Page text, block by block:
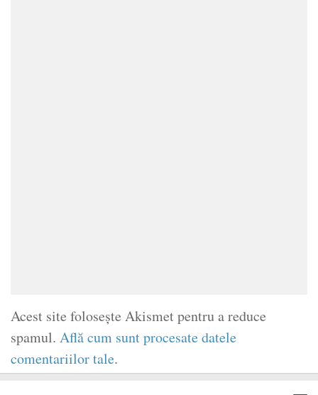
Acest site folosește Akismet pentru a reduce
spamul. Află cum sunt procesate datele
comentariilor tale.